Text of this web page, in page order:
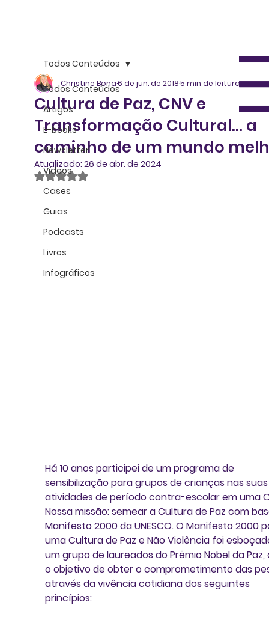
Todos Conteúdos
Artigos
E-books
Newsletter
Vídeos
Cases
Guias
Podcasts
Livros
Infográficos
Todos Conteúdos
Cultura de Paz, CNV e
Transformação Cultural... a
caminho de um mundo
Christine Bona6 de jun. de 20185 min de leitura
Atualizado: 26 de abr. de 2024
Avaliado com NaN de 5 estrelas.
Há 10 anos participei de um programa de
sensibilização para grupos de crianças nas
atividades de período contra-escolar em uma
Nossa missão: semear a Cultura de Paz com
Manifesto 2000 da UNESCO. O Manifesto 2000
uma Cultura de Paz e Não Violência foi
um grupo de laureados do Prêmio Nobel da
o objetivo de obter o comprometimento das
através da vivência cotidiana dos seguintes
princípios: